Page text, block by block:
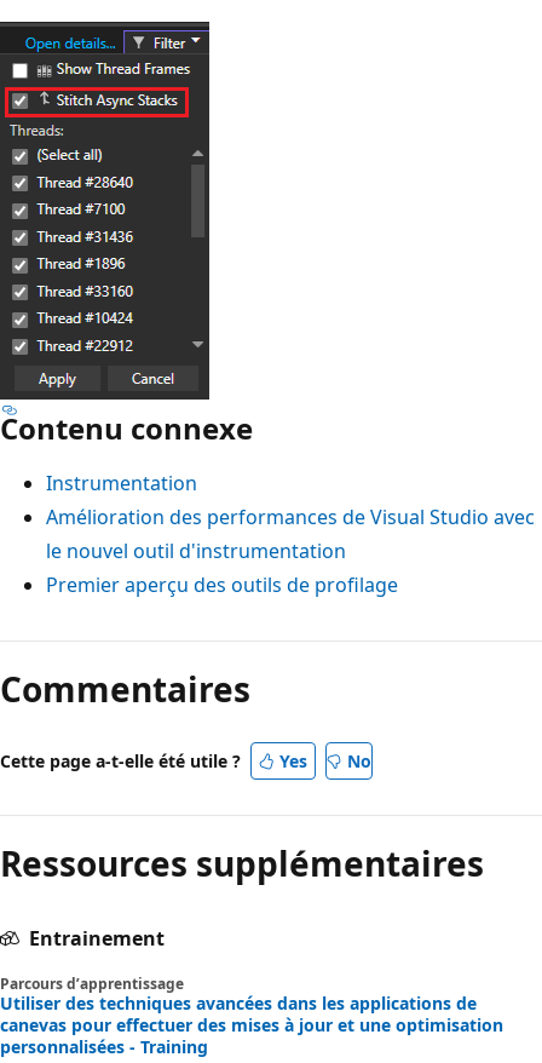
Contenu connexe
Instrumentation
Amélioration des performances de Visual Studio avec
le nouvel outil d'instrumentation
Premier aperçu des outils de profilage
Commentaires
Cette page a-t-elle été utile ? Yes No
Ressources supplémentaires
Entrainement
Parcours d’apprentissage
Utiliser des techniques avancées dans les applications de
canevas pour effectuer des mises à jour et une optimisation
personnalisées - Training